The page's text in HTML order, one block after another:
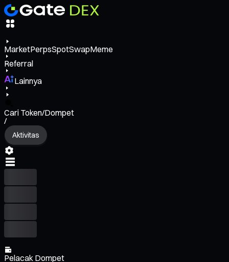
MarketPerpsSpotSwapMeme
Referral
Lainnya
Cari Token/Dompet
/
Aktivitas
Pelacak Dompet